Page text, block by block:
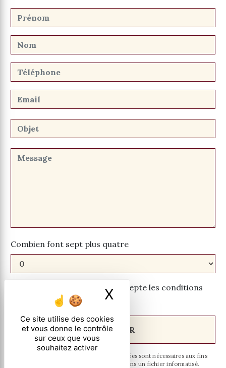
Ce site utilise des cookies
et vous donne le contrôle
sur ceux que vous
souhaitez activer
X Masquer le
Combien font sept plus quatre
En cochant cette case, j'accepte les conditions
particulières ci-dessous **
ENVOYER
** Les données personnelles communiquées sont nécessaires aux fins
de vous contacter et sont enregistrées dans un fichier informatisé.